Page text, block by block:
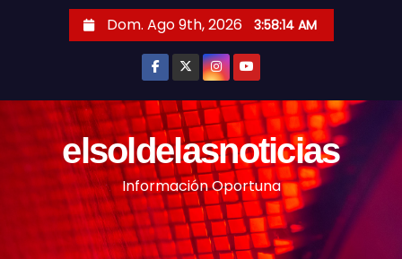
Dom. Ago 9th, 2026 3:58:15 AM
elsoldelasnoticias
Información Oportuna